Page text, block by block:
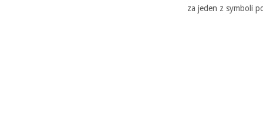
za jeden z symboli